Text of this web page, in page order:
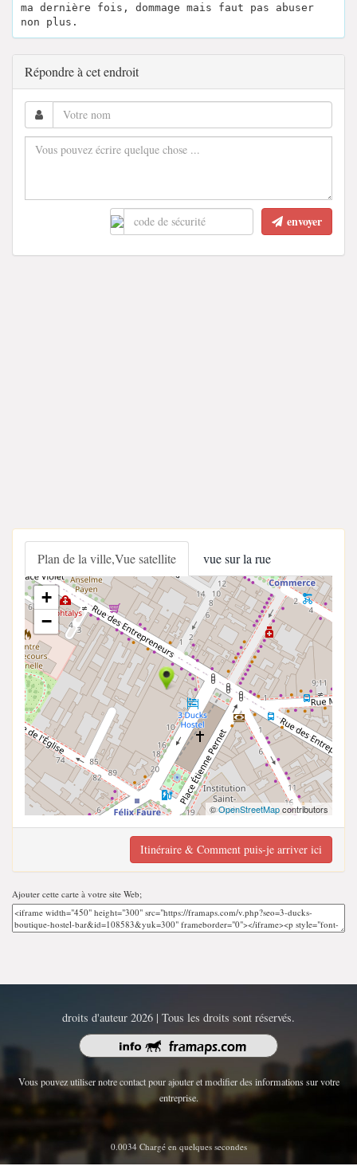
ma dernière fois, dommage mais faut pas abuser
non plus.
Répondre à cet endroit
envoyer
Plan de la ville,Vue satellite vue sur la rue
+
−
©OpenStreetMapcontributors
Itinéraire & Comment puis-je arriver ici
Ajouter cette carte à votre site Web;
droits d'auteur 2026 | Tous les droits sont réservés.
Vous pouvez utiliser notre contact pour ajouter et modifier des informations sur votre
entreprise.
0.0034 Chargé en quelques secondes